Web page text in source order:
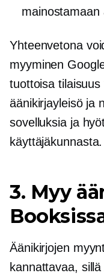
mainostamaan
Yhteenvetona
myyminen
tuottoisa
äänikirjayleisö ja
sovelluksia ja
käyttäjäkunnasta.
3. Myy
Äänikirjojen
kannattavaa,